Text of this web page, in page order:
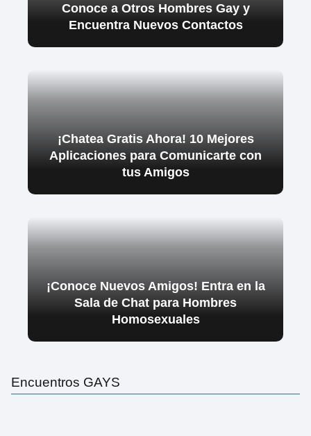
Conoce a Otros Hombres Gay y
Encuentra Nuevos Contactos
¡Chatea Gratis Ahora! 10 Mejores
Aplicaciones para Comunicarte con
tus Amigos
¡Conoce Nuevos Amigos! Entra en la
Sala de Chat para Hombres
Homosexuales
Encuentros GAYS